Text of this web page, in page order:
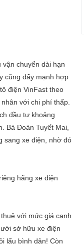
chuyển dài hạn
cũng đẩy mạnh hợp
điện VinFast theo
với chi phí thấp.
đầu tư khoảng
Bà Đoàn Tuyết Mai,
sang xe điện, nhờ đó
hãng xe điện
với mức giá cạnh
sở hữu xe điện
lẩu bình dân! Còn